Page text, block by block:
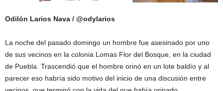
Odilón Larios Nava / @odylarios
La noche del pasado domingo un hombre fue asesinado por uno
de sus vecinos en la colonia Lomas Flor del Bosque, en la ciudad
de Puebla. Trascendió que el hombre orinó en un lote baldío y al
parecer eso habría sido motivo del inicio de una discusión entre